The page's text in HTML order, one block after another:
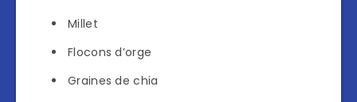
Millet
Flocons d’orge
Graines de chia